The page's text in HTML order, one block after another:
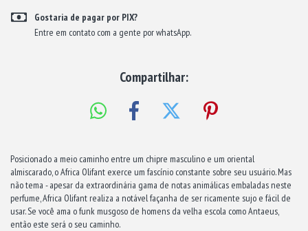
Gostaria de pagar por PIX?
Entre em contato com a gente por whatsApp.
Compartilhar:
Posicionado a meio caminho entre um chipre masculino e um oriental
almiscarado, o Africa Olifant exerce um fascínio constante sobre seu usuário. Mas
não tema - apesar da extraordinária gama de notas animálicas embaladas neste
perfume, Africa Olifant realiza a notável façanha de ser ricamente sujo e fácil de
usar. Se você ama o funk musgoso de homens da velha escola como Antaeus,
então este será o seu caminho.